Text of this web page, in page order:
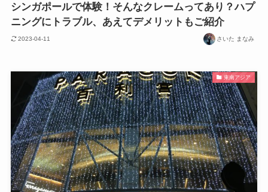
シンガポールで体験！そんなクレームってあり？ハプ
ニングにトラブル、あえてデメリットもご紹介
2023-04-11 さいた まなみ
東南アジア